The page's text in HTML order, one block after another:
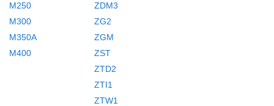
M250
M300
M350A
M400
ZDM3
ZG2
ZGM
ZST
ZTD2
ZTI1
ZTW1